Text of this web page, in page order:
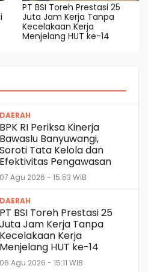
PT BSI Toreh Prestasi 25
Juta Jam Kerja Tanpa
Kecelakaan Kerja
Menjelang HUT ke-14
DAERAH
BPK RI Periksa Kinerja
Bawaslu Banyuwangi,
Soroti Tata Kelola dan
Efektivitas Pengawasan
07 Agu 2026 - 15:53 WIB
DAERAH
PT BSI Toreh Prestasi 25
Juta Jam Kerja Tanpa
Kecelakaan Kerja
Menjelang HUT ke-14
06 Agu 2026 - 15:11 WIB